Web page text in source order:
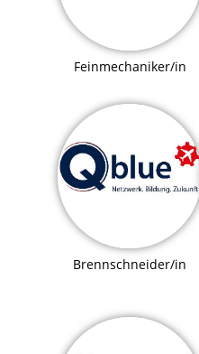
Feinmechaniker/in
Brennschneider/in